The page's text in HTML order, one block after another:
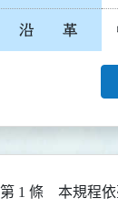
沿 革
第 1 條 本規程